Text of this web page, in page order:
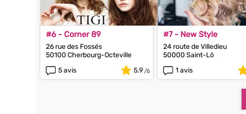
#6 - Corner 89
26 rue des Fossés
50100 Cherbourg-Octeville
5 avis
5.9
#7 - New Style
24 route de Villedieu
50000 Saint-Lô
1 avis